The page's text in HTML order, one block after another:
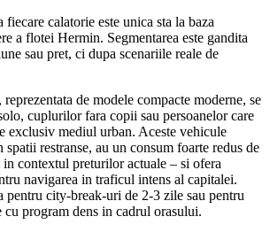
calatorie este unica sta la baza
a flotei Hermin. Segmentarea este gandita
sau pret, ci dupa scenariile reale de
de modele compacte moderne, se
cuplurilor fara copii sau persoanelor care
exclusiv mediul urban. Aceste vehicule
spatii restranse, au un consum foarte redus de
contextul preturilor actuale – si ofera
navigarea in traficul intens al capitalei.
pentru city-break-uri de 2-3 zile sau pentru
cu program dens in cadrul orasului.